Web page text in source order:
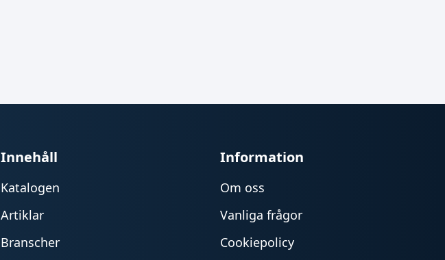
Innehåll
Katalogen
Artiklar
Branscher
Information
Om oss
Vanliga frågor
Cookiepolicy